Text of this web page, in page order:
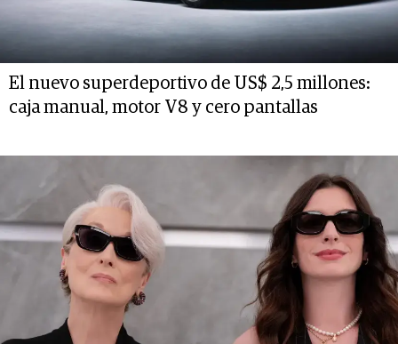
El nuevo superdeportivo de US$ 2,5 millones:
caja manual, motor V8 y cero pantallas